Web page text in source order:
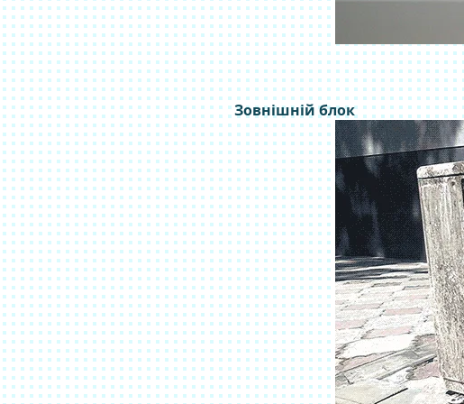
Зовнішній блок